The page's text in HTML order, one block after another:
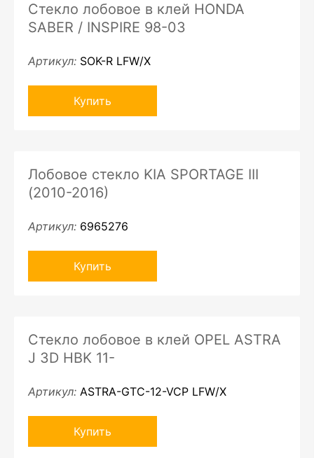
Стекло лобовое в клей HONDA
SABER / INSPIRE 98-03
Артикул: SOK-R LFW/X
Купить
Лобовое стекло KIA SPORTAGE III
(2010-2016)
Артикул: 6965276
Купить
Стекло лобовое в клей OPEL ASTRA
J 3D HBK 11-
Артикул: ASTRA-GTC-12-VCP LFW/X
Купить